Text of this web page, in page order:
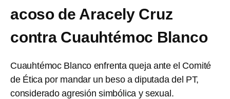
acoso de Aracely Cruz
contra Cuauhtémoc Blanco
Cuauhtémoc Blanco enfrenta queja ante el Comité
de Ética por mandar un beso a diputada del PT,
considerado agresión simbólica y sexual.